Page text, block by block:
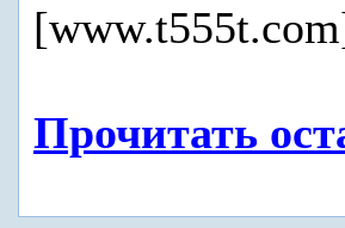
Прочитать